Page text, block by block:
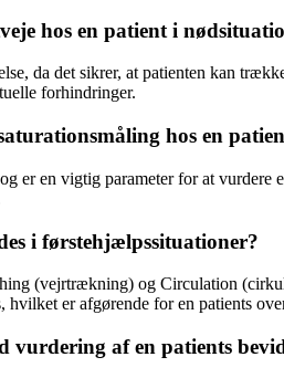
hos en patient i
da det sikrer, at patienten kan
forhindringer.
hos en
er en vigtig parameter for at
i førstehjælpssituationer?
(vejrtrækning) og Circulation
er afgørende for en patients
vurdering af en patients